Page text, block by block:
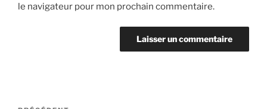
le navigateur pour mon prochain commentaire.
Navigation